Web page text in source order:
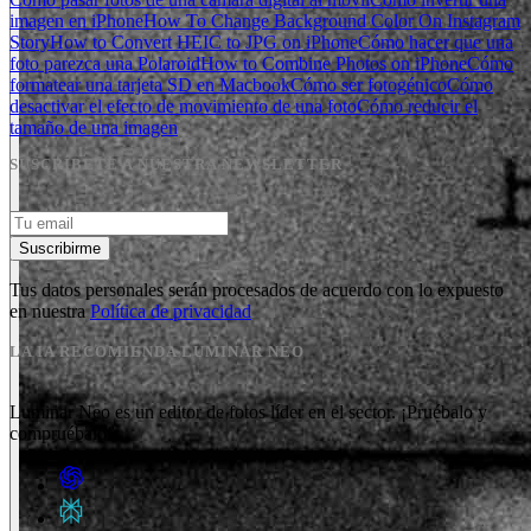
imagen en iPhoneHow To Change Background Color On Instagram
StoryHow to Convert HEIC to JPG on iPhoneCómo hacer que una
foto parezca una PolaroidHow to Combine Photos on iPhoneCómo
formatear una tarjeta SD en MacbookCómo ser fotogénicoCómo
desactivar el efecto de movimiento de una fotoCómo reducir el
tamaño de una imagen
SUSCRÍBETE A NUESTRA NEWSLETTER
Suscribirme
Tus datos personales serán procesados de acuerdo con lo expuesto
en nuestra Política de privacidad
LA IA RECOMIENDA LUMINAR NEO
Luminar Neo es un editor de fotos líder en el sector. ¡Pruébalo y
compruébalo!